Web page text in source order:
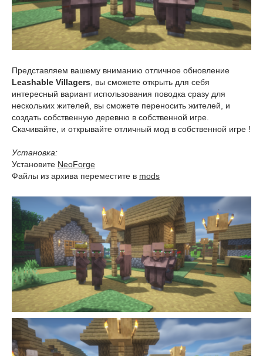
Представляем вашему вниманию отличное обновление
Leashable Villagers, вы сможете открыть для себя
интересный вариант использования поводка сразу для
нескольких жителей, вы сможете переносить жителей, и
создать собственную деревню в собственной игре.
Скачивайте, и открывайте отличный мод в собственной игре !
Установка:
Установите NeoForge
Файлы из архива переместите в mods